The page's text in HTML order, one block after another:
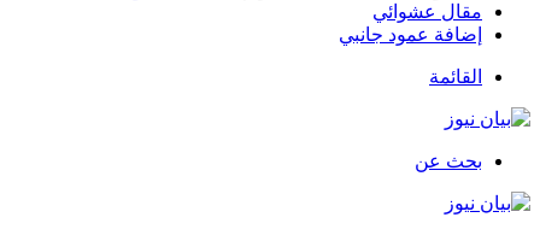
مقال عشوائي
إضافة عمود جانبي
القائمة
بحث عن